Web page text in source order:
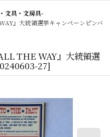
文具・文房具-
』大統領選挙キャンペーンピンバ
THE WAY』大統領選
27]